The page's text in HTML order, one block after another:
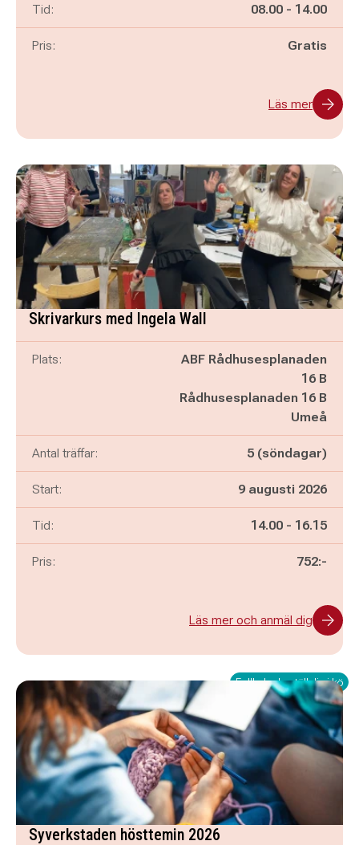
Tid: Pågår mellan
08.00 - och
14.00
Pris: Gratis
Läs mer
Skrivarkurs med Ingela Wall
Plats:
ABF Rådhusesplanaden
16 B
Rådhusesplanaden 16 B
Umeå
Antal träffar: 5 (söndagar)
Start: 9 augusti 2026
Tid: Pågår mellan
14.00 - och
16.15
Pris: 752:-
Läs mer och anmäl dig
Fullbokad - ställ dig i kö
Syverkstaden hösttemin 2026